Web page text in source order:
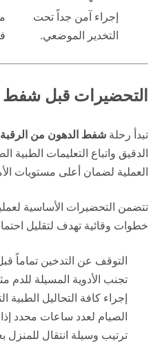
إجراء آمن جداً تحت
التخدير الموضعي.
التحضيرات قبل شفط
تبدأ رحلة شفط الدهون من الرقبة
الدقيق واتباع التعليمات الطبية
العملية لضمان أعلى مستويات
تتضمن التحضيرات الأساسية
خطوات وقائية تهدف لتقليل
التوقف عن التدخين تماماً
تجنب الأدوية المسيلة للدم
إجراء كافة التحاليل الطبية
الصيام لعدد ساعات محدد إذا
ترتيب وسيلة انتقال للمنزل